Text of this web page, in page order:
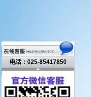
电话：025-85417850